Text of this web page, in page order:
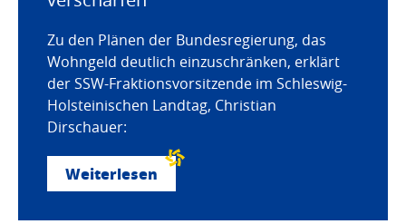
Zu den Plänen der Bundesregierung, das
Wohngeld deutlich einzuschränken, erklärt
der SSW-Fraktionsvorsitzende im Schleswig-
Holsteinischen Landtag, Christian
Dirschauer:
Weiterlesen